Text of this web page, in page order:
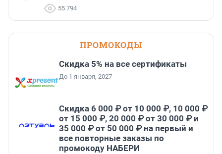
55 794
ПРОМОКОДЫ
Скидка 5% на все сертификаты
До 1 января, 2027
Скидка 6 000 ₽ от 10 000 ₽, 10 000 ₽
от 15 000 ₽, 20 000 ₽ от 30 000 ₽ и
35 000 ₽ от 50 000 ₽ на первый и
все повторные заказы по
промокоду НАБЕРИ